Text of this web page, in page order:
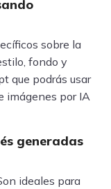
sobre la
fondo y
que podrás usar
imágenes por IA
generadas
ideales para